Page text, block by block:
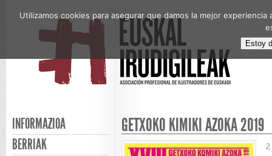
INFORMAZIOA
BERRIAK
GETXOKO KIMIKI AZOKA 2019
Utilizamos cookies para asegurar que damos la mejor
Estoy